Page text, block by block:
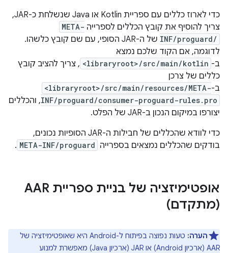
כדי לארוז כללים עם ספריית Kotlin או Java שנשלחת כ-JAR,
צריך להוסיף את קובץ הכללים לספרייה META-
INF/proguard/
של ה-JAR הסופי, עם שם קובץ כלשהו.
לדוגמה, אם הקוד שלכם נמצא
ב- <libraryroot>/src/main/kotlin , צריך להציב קובץ
כללים של צרכן
ב-<libraryroot>/src/main/resources/META-
INF/proguard/consumer-proguard-rules.pro, והכללים
יצורפו במיקום הנכון ב-JAR של הפלט.
כדי לוודא שהכללים של חבילות ה-JAR הסופיות נכונים,
בודקים שהכללים נמצאים בספרייה META-INF/proguard
.
אופטימיזציה של בניית ספריית AAR
(מתקדם)
הערה:
טעות נפוצה בפיתוח ל-Android היא שאופטימיזציה של
AAR (ארכיון Android) או JAR (ארכיון Java) מאפשרת למנוע